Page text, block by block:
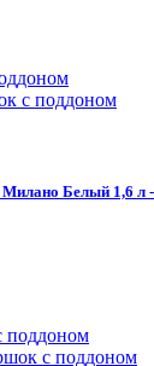
Милано Белый 1,6 л